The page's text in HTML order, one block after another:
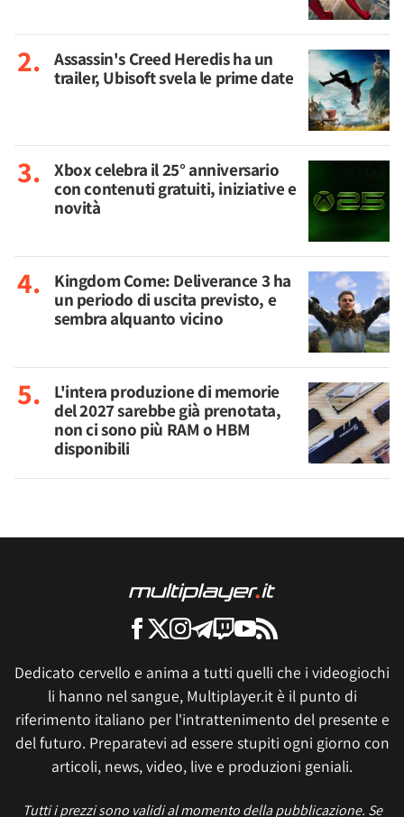
Assassin's Creed Heredis ha un
trailer, Ubisoft svela le prime date
Xbox celebra il 25° anniversario
con contenuti gratuiti, iniziative e
novità
Kingdom Come: Deliverance 3 ha
un periodo di uscita previsto, e
sembra alquanto vicino
L'intera produzione di memorie
del 2027 sarebbe già prenotata,
non ci sono più RAM o HBM
disponibili
Dedicato cervello e anima a tutti quelli che i videogiochi
li hanno nel sangue, Multiplayer.it è il punto di
riferimento italiano per l'intrattenimento del presente e
del futuro. Preparatevi ad essere stupiti ogni giorno con
articoli, news, video, live e produzioni geniali.
Tutti i prezzi sono validi al momento della pubblicazione. Se